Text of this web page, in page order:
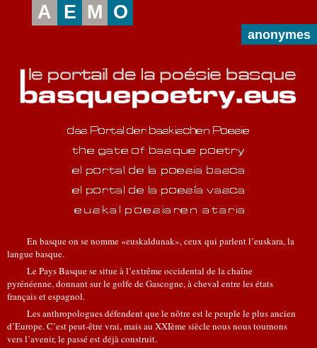
A E M O
anonymes
En basque on se nomme «euskaldunak», ceux qui parlent l’euskara, la
langue basque.
Le Pays Basque se situe à l’extrême occidental de la chaîne
pyrénéenne, donnant sur le golfe de Gascogne, à cheval entre les états
français et espagnol.
Les anthropologues défendent que le nôtre est le peuple le plus ancien
d’Europe. C’est peut-être vrai, mais au XXIème siècle nous nous tournons
vers l’avenir, le passé est déjà construit.